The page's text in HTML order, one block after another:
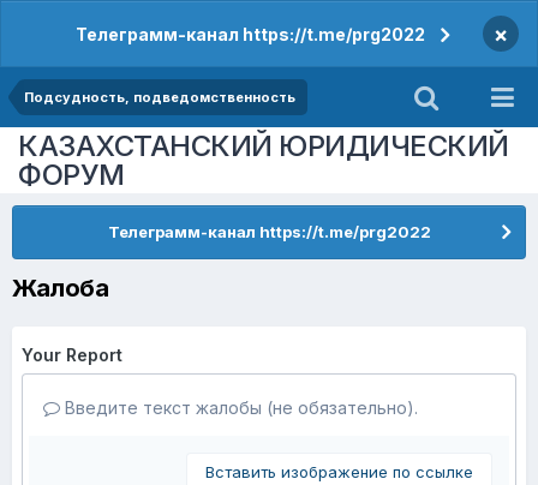
Телеграмм-канал https://t.me/prg2022 ×
Подсудность, подведомственность
КАЗАХСТАНСКИЙ ЮРИДИЧЕСКИЙ
ФОРУМ
Телеграмм-канал https://t.me/prg2022
Жалоба
Your Report
Введите текст жалобы (не обязательно).
Вставить изображение по ссылке